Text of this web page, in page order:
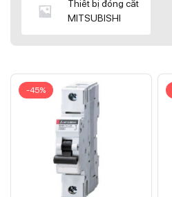
Thiết bị đóng cắt
MITSUBISHI
-45%